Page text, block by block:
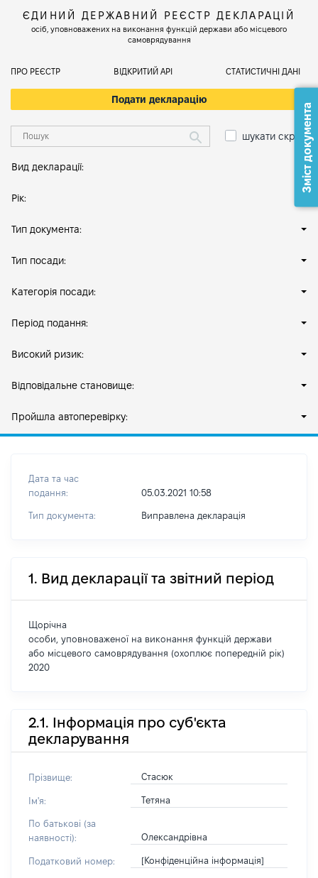
ЄДИНИЙ ДЕРЖАВНИЙ РЕЄСТР ДЕКЛАРАЦІЙ
осіб, уповноважених на виконання функцій держави або місцевого
самоврядування
ПРО РЕЄСТР ВІДКРИТИЙ АРІ СТАТИСТИЧНІ ДАНІ
Подати декларацію
шукати скрізь
Вид декларації:
Рік:
Тип документа:
Тип посади:
Категорія посади:
Період подання:
Високий ризик:
Відповідальне становище:
Пройшла автоперевірку:
Дата та час
подання:
05.03.2021 10:58
Тип документа: Виправлена декларація
1. Вид декларації та звітний період
Щорічна
особи, уповноваженої на виконання функцій держави
або місцевого самоврядування (охоплює попередній рік)
2020
2.1. Інформація про суб'єкта
декларування
Прізвище: Стасюк
Ім'я: Тетяна
По батькові (за
наявності):
Олександрівна
Податковий номер: [Конфіденційна інформація]
Зміст документа